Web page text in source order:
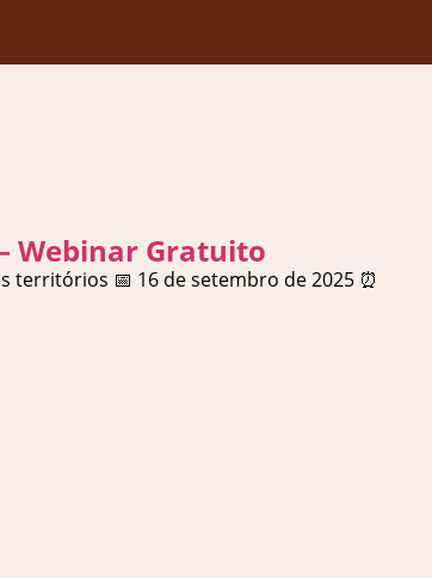
Webinar Gratuito
territórios 📅 16 de setembro de 2025 ⏰